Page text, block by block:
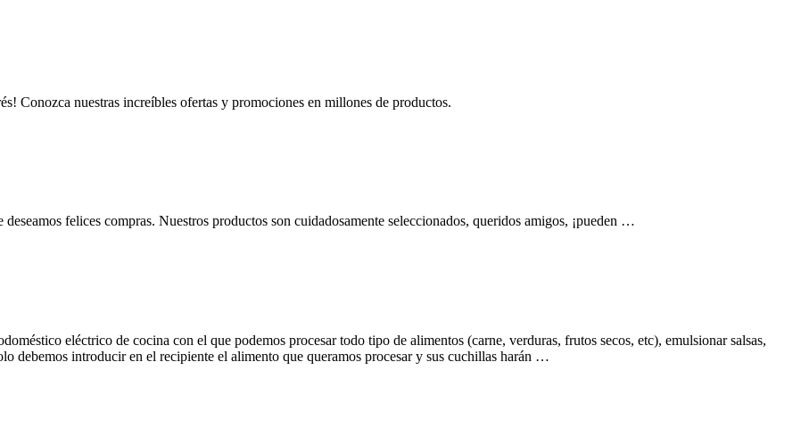
Conozca nuestras increíbles ofertas y promociones en millones de productos.
felices compras. Nuestros productos son cuidadosamente seleccionados, queridos amigos, ¡pueden …
eléctrico de cocina con el que podemos procesar todo tipo de alimentos (carne, verduras, frutos secos, etc), emulsionar salsas,
debemos introducir en el recipiente el alimento que queramos procesar y sus cuchillas harán …